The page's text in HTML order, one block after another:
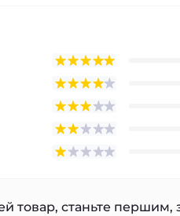
товар, станьте першим,